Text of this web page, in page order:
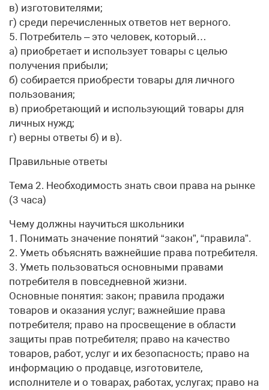
в) изготовителями;
г) среди перечисленных ответов нет верного.
5. Потребитель – это человек, который…
а) приобретает и использует товары с целью
получения прибыли;
б) собирается приобрести товары для личного
пользования;
в) приобретающий и использующий товары для
личных нужд;
г) верны ответы б) и в).
Правильные ответы
Тема 2. Необходимость знать свои права на рынке
(3 часа)
Чему должны научиться школьники
1. Понимать значение понятий “закон”, “правила”.
2. Уметь объяснять важнейшие права потребителя.
3. Уметь пользоваться основными правами
потребителя в повседневной жизни.
Основные понятия: закон; правила продажи
товаров и оказания услуг; важнейшие права
потребителя; право на просвещение в области
защиты прав потребителя; право на качество
товаров, работ, услуг и их безопасность; право на
информацию о продавце, изготовителе,
исполнителе и о товарах, работах, услугах; право на